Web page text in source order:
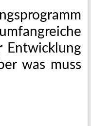
Entwicklung
was muss